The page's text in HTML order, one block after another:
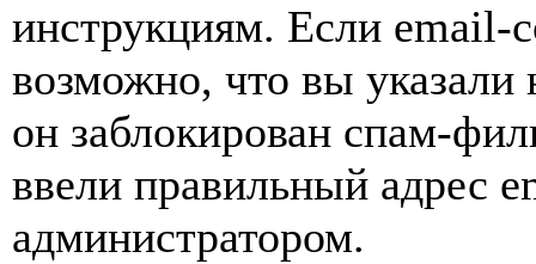
инструкциям. Если email-
возможно, что вы
он заблокирован спам-
ввели правильный адрес
администратором.